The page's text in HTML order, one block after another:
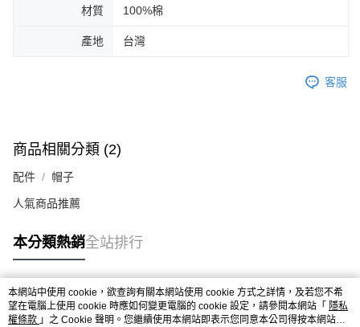
材質 100%棉
產地 台灣
客服
商品相關分類 (2)
配件 帽子
人氣商品推薦
本分類熱銷全站排行
熱門標籤
本網站中使用 cookie，欲查詢有關本網站使用 cookie 方式之詳情，及若您不希
望在電腦上使用 cookie 時應如何變更電腦的 cookie 設定，請參閱本網站「 隱私
權條款 」之 Cookie 聲明。您繼續使用本網站即表示您同意本公司得按本網站使